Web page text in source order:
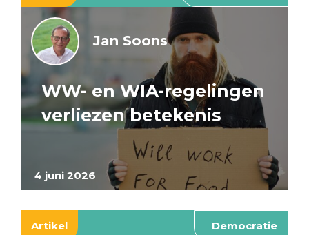
4 juni 2026
Jan Soons
WW- en WIA-regelingen
verliezen betekenis
Artikel Democratie